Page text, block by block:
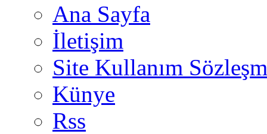
Ana Sayfa
İletişim
Site Kullanım
Künye
Rss